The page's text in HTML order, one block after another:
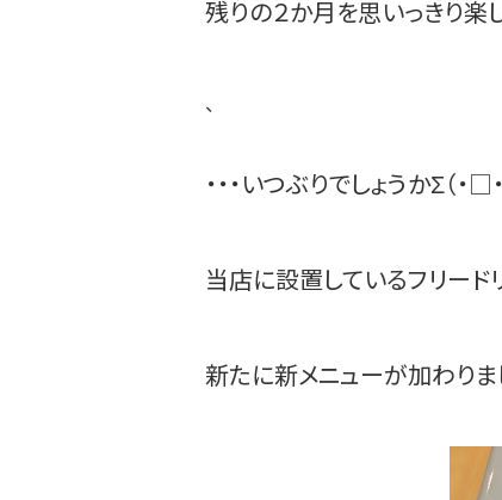
残りの２か月を思いっきり楽
、
・・・いつぶりでしょうかΣ（・□・
当店に設置しているフリード
新たに新メニューが加わりま